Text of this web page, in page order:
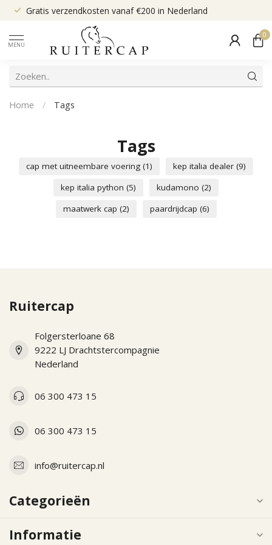
Gratis verzendkosten vanaf €200 in Nederland
MENU
0
Home / Tags
Tags
cap met uitneembare voering (1) kep italia dealer (9)
kep italia python (5) kudamono (2)
maatwerk cap (2) paardrijdcap (6)
Ruitercap
Folgersterloane 68
9222 LJ Drachtstercompagnie
Nederland
06 300 473 15
06 300 473 15
info@ruitercap.nl
Categorieën
Informatie